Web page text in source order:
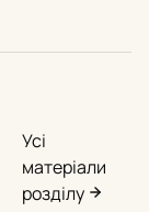
Усі
матеріали
розділу